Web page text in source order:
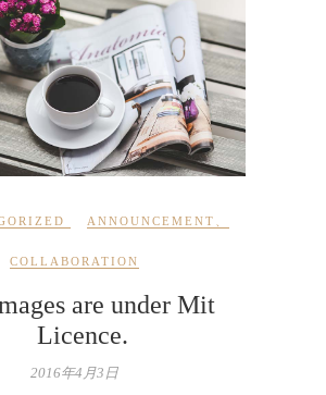
ANNOUNCEMENT
COLLABORATION
are under Mit
Licence.
2016年4月3日